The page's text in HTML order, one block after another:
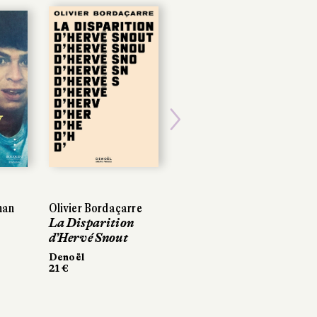
Olivier Bordaçarre
La Disparition
d’Hervé Snout
Denoël
21 €